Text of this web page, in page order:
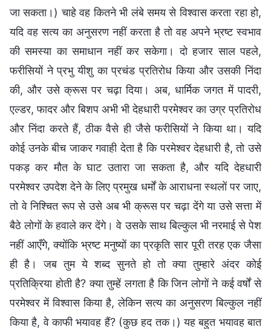
जा सकता।) चाहे वह कितने भी लंबे समय से विश्वास करता रहा हो,
यदि वह सत्य का अनुसरण नहीं करता है तो वह अपने भ्रष्ट स्वभाव
की समस्या का समाधान नहीं कर सकेगा। दो हजार साल पहले,
फरीसियों ने प्रभु यीशु का प्रचंड प्रतिरोध किया और उसकी निंदा
की, और उसे क्रूस पर चढ़ा दिया। अब, धार्मिक जगत में पादरी,
एल्डर, फादर और बिशप अभी भी देहधारी परमेश्वर का उग्र प्रतिरोध
और निंदा करते हैं, ठीक वैसे ही जैसे फरीसियों ने किया था। यदि
कोई उनके बीच जाकर गवाही देता है कि परमेश्वर देहधारी है, तो उसे
पकड़ कर मौत के घाट उतारा जा सकता है, और यदि देहधारी
परमेश्वर उपदेश देने के लिए प्रमुख धर्मों के आराधना स्थलों पर जाए,
तो वे निश्चित रूप से उसे अब भी क्रूस पर चढ़ा देंगे या उसे सत्ता में
बैठे लोगों के हवाले कर देंगे। वे उसके साथ बिल्कुल भी नरमाई से पेश
नहीं आएँगे, क्योंकि भ्रष्ट मनुष्यों का प्रकृति सार पूरी तरह एक जैसा
ही है। जब तुम ये शब्द सुनते हो तो क्या तुम्हारे अंदर कोई
प्रतिक्रिया होती है? क्या तुम्हें लगता है कि जिन लोगों ने कई वर्षों से
परमेश्वर में विश्वास किया है, लेकिन सत्य का अनुसरण बिल्कुल नहीं
किया है, वे काफी भयावह हैं? (कुछ हद तक।) यह बहुत भयावह बात